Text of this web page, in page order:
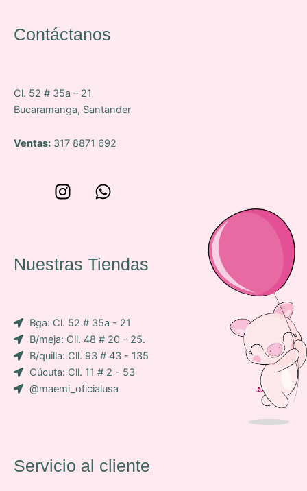
Contáctanos
Cl. 52 # 35a – 21
Bucaramanga, Santander
Ventas: 317 8871 692
e
p
c
o
n
-
f
b
I
a
g
m
W
s
a
Nuestras Tiendas
Bga: Cl. 52 # 35a - 21
B/meja: Cll. 48 # 20 - 25.
B/quilla: Cll. 93 # 43 - 135
Cúcuta: Cll. 11 # 2 - 53
@maemi_oficialusa
Servicio al cliente